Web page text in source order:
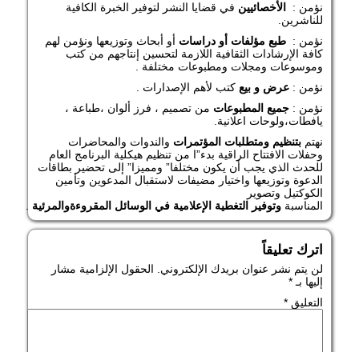
نؤمن :
الأخصائيين في قضايا النشر لتوفير الخبرة الكافية
للناشرين.
نؤمن : طبع مؤلفات أو دراسات أو أبحاث وتوزيعها ونؤمن لهم
كافة الإرشادات الثقافية اللازمة لتحسين إنتاجهم من كتب
وموسوعات ومجلات ومطبوعات مختلفة .
نؤمن : عرض و بيع كتب لأهم الإصدارات .
نؤمن : جميع المطبوعات من تصميم ، فرز ألوان ،طباعة ،
يافطات،ولوحات اعلانية.
نهتم بتنظيم ومتطلبات المؤتمرات والندوات والمحاضرات
وحفلات الافتتاح الراقية بدء”ا من تنظيم هيكلية البرنامج العام
للحدث الذي يجب أن يكون مختلفا” ومميزا” إلى تحضير بطاقات
الدعوة وتوزيعها واختيار مضيفات لاستقبال المدعوين وتأمين
الكوكتيل وتصوير
المناسبة وتوفير التغطية الإعلامية في الوسائل المقروءةوالمرئية
اترك تعليقاً
لن يتم نشر عنوان بريدك الإلكتروني.
الحقول الإلزامية مشار
إليها بـ *
التعليق *